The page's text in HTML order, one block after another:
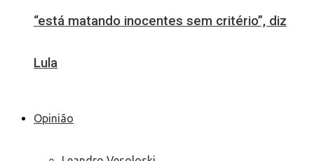
“está matando inocentes sem critério”, diz
Lula
Opinião